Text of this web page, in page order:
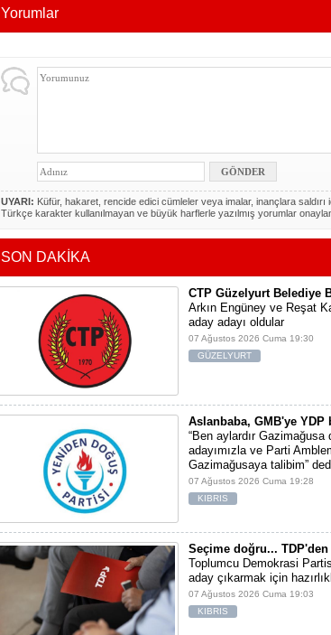
Yorumlar
UYARI: Küfür, hakaret, rencide edici cümleler veya imalar, inançlara saldırı
Türkçe karakter kullanılmayan ve büyük harflerle yazılmış yorumlar
SON DAKİKA
CTP Güzelyurt Belediye
Arkın Engüney ve Reşat
aday adayı oldular
07 Ağustos 2026 Cuma 19:30
GÜZELYURT
Aslanbaba, GMB'ye
“Ben aylardır Gazimağusa
adayımızla ve Parti
Gazimağusaya talibim”
07 Ağustos 2026 Cuma 19:28
KIBRIS
Seçime doğru... TDP'den
Toplumcu Demokrasi
aday çıkarmak için
07 Ağustos 2026 Cuma 19:03
KIBRIS